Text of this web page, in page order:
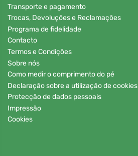
Transporte e pagamento
Trocas, Devoluções e Reclamações
Programa de fidelidade
Contacto
Termos e Condições
Sobre nós
Como medir o comprimento do pé
Declaração sobre a utilização de cookies
Protecção de dados pessoais
Impressão
Cookies